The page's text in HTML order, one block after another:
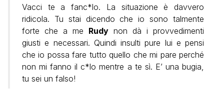
Vacci te a fanc*lo. La situazione è davvero
ridicola. Tu stai dicendo che io sono talmente
forte che a me Rudy non dà i provvedimenti
giusti e necessari. Quindi insulti pure lui e pensi
che io possa fare tutto quello che mi pare perché
non mi fanno il c*lo mentre a te sì. E’ una bugia,
tu sei un falso!